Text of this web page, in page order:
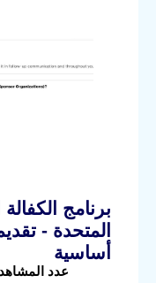
برنامج
المتحدة -
أساسية
عدد المشاهدات: